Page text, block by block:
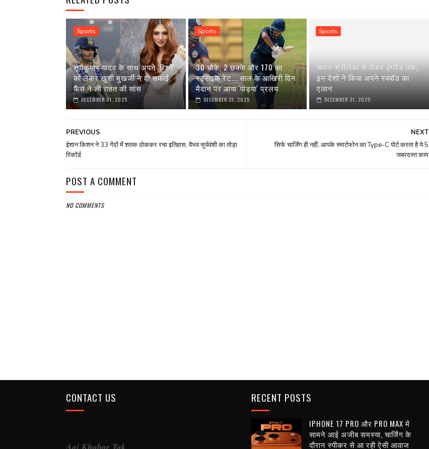
Sports
सूर्यकुमार यादव के साथ अपने 'रिश्ते'
को लेकर खुशी मुखर्जी ने दी सफाई,
फैंस ने ली राहत की सांस
DECEMBER 31, 2025
Sports
30 चौके, 2 छक्के और 170 का
स्ट्राइक रेट... साल के आखिरी दिन
मैदान पर आया 'पांड्या' प्रलय
DECEMBER 31, 2025
Sports
भारत-श्रीलंका से लेकर इंग्‍लैंड तक,
इन देशों ने किया अपने स्‍क्वॉड का
एलान
DECEMBER 31, 2025
NEXT
सिर्फ चार्जिंग ही नहीं, आपके स्मार्टफोन का Type-C पोर्ट करता है ये 5
जबरदस्त काम
PREVIOUS
ईशान किशन ने 33 गेंदों में शतक ठोककर रचा इतिहास, वैभव सूर्यवंशी का तोड़ा
रिकॉर्ड
POST A COMMENT
NO COMMENTS
CONTACT US RECENT POSTS
IPHONE 17 PRO और PRO MAX में
सामने आई अजीब समस्या, चार्जिंग के
दौरान स्पीकर से आ रही ऐसी आवाज